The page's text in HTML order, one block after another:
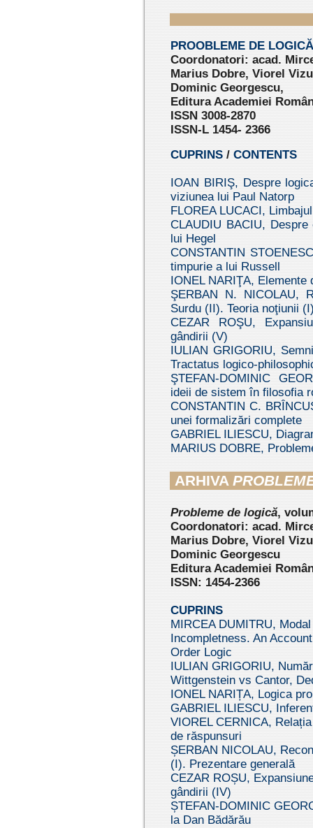
PROOBLEME DE
Coordonatori: acad.
Marius Dobre, Viorel
Dominic Georgescu,
Editura Academiei
ISSN 3008-2870
ISSN-L 1454- 2366
CUPRINS / CONTENTS
IOAN BIRIŞ, Despre
viziunea lui Paul Natorp
FLOREA LUCACI,
CLAUDIU BACIU,
lui Hegel
CONSTANTIN
timpurie a lui Russell
IONEL NARIŢA, Elemente
ŞERBAN N. NICOLAU,
Surdu (II). Teoria noţiunii
CEZAR ROŞU,
gândirii (V)
IULIAN GRIGORIU,
Tractatus logico-
ŞTEFAN-DOMINIC
ideii de sistem în filosofia
CONSTANTIN C.
unei formalizări complete
GABRIEL ILIESCU,
MARIUS DOBRE,
ARHIVA
Probleme de logică,
Coordonatori: acad.
Marius Dobre, Viorel
Dominic Georgescu
Editura Academiei
ISSN: 1454-2366
CUPRINS
MIRCEA DUMITRU,
Incompletness. An
Order Logic
IULIAN GRIGORIU,
Wittgenstein vs Cantor,
IONEL NARIȚA, Logica
GABRIEL ILIESCU,
VIOREL CERNICA,
de răspunsuri
ȘERBAN NICOLAU,
(I). Prezentare generală
CEZAR ROȘU,
gândirii (IV)
ȘTEFAN-DOMINIC
la Dan Bădărău